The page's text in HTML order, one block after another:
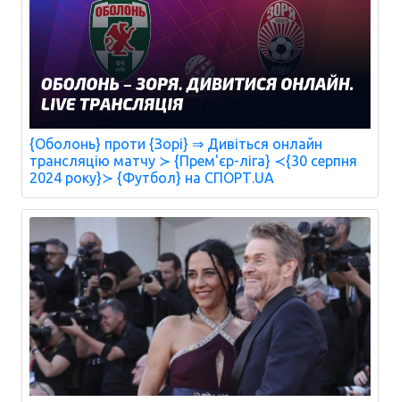
{Оболонь} проти {Зорі} ⇒ Дивіться онлайн
трансляцію матчу ≻ {Прем'єр-ліга} ≺{30 серпня
2024 року}≻ {Футбол} на СПОРТ.UA